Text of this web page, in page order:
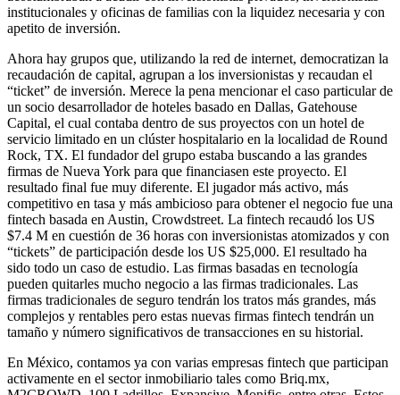
institucionales y oficinas de familias con la liquidez necesaria y con
apetito de inversión.
Ahora hay grupos que, utilizando la red de internet, democratizan la
recaudación de capital, agrupan a los inversionistas y recaudan el
“ticket” de inversión. Merece la pena mencionar el caso particular de
un socio desarrollador de hoteles basado en Dallas, Gatehouse
Capital, el cual contaba dentro de sus proyectos con un hotel de
servicio limitado en un clúster hospitalario en la localidad de Round
Rock, TX. El fundador del grupo estaba buscando a las grandes
firmas de Nueva York para que financiasen este proyecto. El
resultado final fue muy diferente. El jugador más activo, más
competitivo en tasa y más ambicioso para obtener el negocio fue una
fintech basada en Austin, Crowdstreet. La fintech recaudó los US
$7.4 M en cuestión de 36 horas con inversionistas atomizados y con
“tickets” de participación desde los US $25,000. El resultado ha
sido todo un caso de estudio. Las firmas basadas en tecnología
pueden quitarles mucho negocio a las firmas tradicionales. Las
firmas tradicionales de seguro tendrán los tratos más grandes, más
complejos y rentables pero estas nuevas firmas fintech tendrán un
tamaño y número significativos de transacciones en su historial.
En México, contamos ya con varias empresas fintech que participan
activamente en el sector inmobiliario tales como Briq.mx,